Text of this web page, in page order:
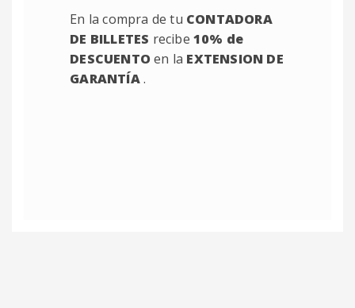
En la compra de tu CONTADORA
DE BILLETES recibe 10% de
DESCUENTOen la EXTENSION DE
GARANTÍA.